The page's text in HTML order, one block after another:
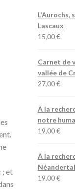
; et
L'Aurochs,
Lascaux
15,00€
Carnet de
vallée de
27,00€
À la
notre
19,00€
À la
19,00€